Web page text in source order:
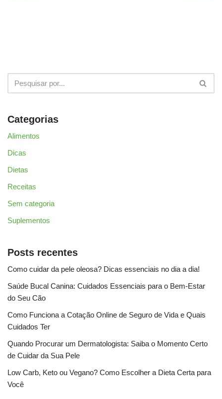
Categorias
Alimentos
Dicas
Dietas
Receitas
Sem categoria
Suplementos
Posts recentes
Como cuidar da pele oleosa? Dicas essenciais no dia a dia!
Saúde Bucal Canina: Cuidados Essenciais para o Bem-Estar
do Seu Cão
Como Funciona a Cotação Online de Seguro de Vida e Quais
Cuidados Ter
Quando Procurar um Dermatologista: Saiba o Momento Certo
de Cuidar da Sua Pele
Low Carb, Keto ou Vegano? Como Escolher a Dieta Certa para
Você